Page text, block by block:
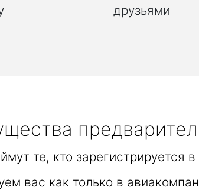
друзьями
те, кто зарегистрируется
вас как только в